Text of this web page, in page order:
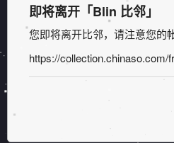
即将离开「Blin 比邻」
您即将离开比邻，请注意您的